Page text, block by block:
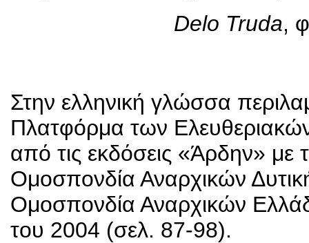
Delo Truda,
Στην ελληνική γλώσσα
Πλατφόρμα των
από τις εκδόσεις «Άρδην»
Ομοσπονδία Αναρχικών
Ομοσπονδία Αναρχικών
του 2004 (σελ. 87-98).